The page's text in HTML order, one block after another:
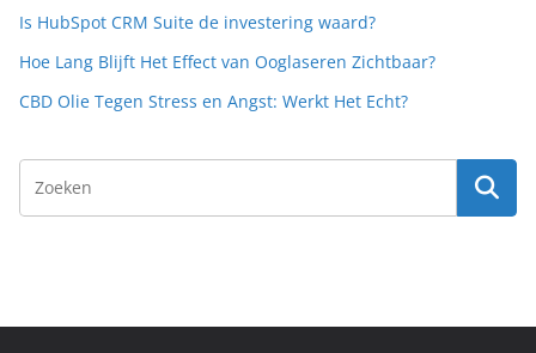
Is HubSpot CRM Suite de investering waard?
Hoe Lang Blijft Het Effect van Ooglaseren Zichtbaar?
CBD Olie Tegen Stress en Angst: Werkt Het Echt?